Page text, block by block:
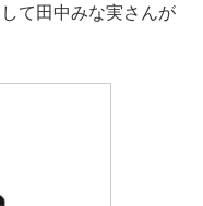
て田中みな実さんが